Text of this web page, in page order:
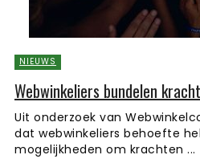
NIEUWS
Webwinkeliers bundelen
Uit onderzoek van
dat webwinkeliers behoefte
mogelijkheden om krachten ...